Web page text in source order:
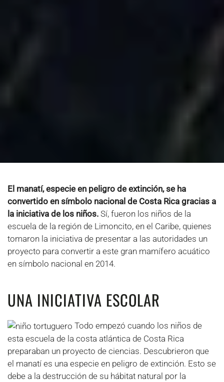
El manatí, especie en peligro de extinción, se ha
convertido en símbolo nacional de Costa Rica gracias a
la iniciativa de los niños. Sí, fueron los niños de la
escuela de la región de Limoncito, en el Caribe, quienes
tomaron la iniciativa de presentar a las autoridades un
proyecto para convertir a este gran mamífero acuático
en símbolo nacional en 2014.
UNA INICIATIVA ESCOLAR
Todo empezó cuando los niños de
esta escuela de la costa atlántica de Costa Rica
preparaban un proyecto de ciencias. Descubrieron que
el manatí es una especie en peligro de extinción. Esto se
debe a la destrucción de su hábitat natural por la